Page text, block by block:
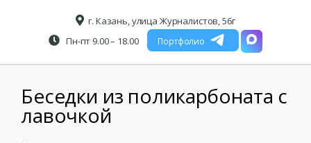
г. Казань, улица Журналистов, 56г
Пн-пт 9.00 – 18.00
Портфолио
Беседки из поликарбоната с
лавочкой